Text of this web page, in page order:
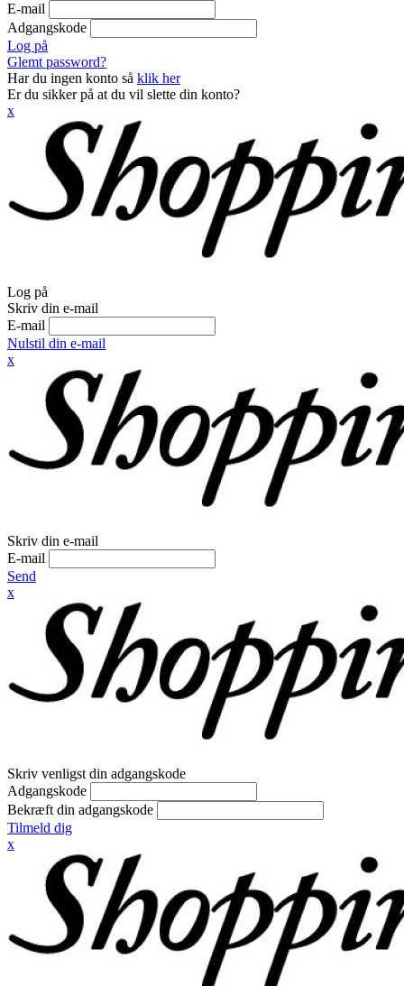
E-mail
Adgangskode
Log på
Glemt password?
Har du ingen konto så klik her
Er du sikker på at du vil slette din konto?
x
Log på
Skriv din e-mail
E-mail
Nulstil din e-mail
x
Skriv din e-mail
E-mail
Send
x
Skriv venligst din adgangskode
Adgangskode
Bekræft din adgangskode
Tilmeld dig
x